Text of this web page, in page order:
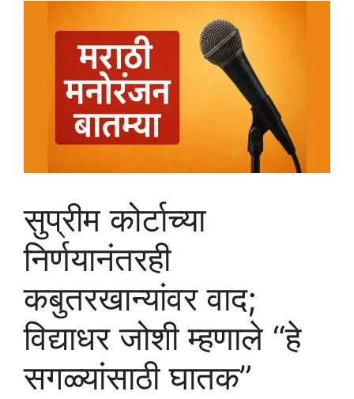
सुप्रीम कोर्टाच्या
निर्णयानंतरही
कबुतरखान्यांवर वाद;
विद्याधर जोशी म्हणाले “हे
सगळ्यांसाठी घातक”